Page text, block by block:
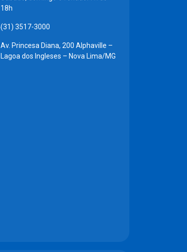
18h
(31) 3517-3000
Av. Princesa Diana, 200 Alphaville –
Lagoa dos Ingleses – Nova Lima/MG